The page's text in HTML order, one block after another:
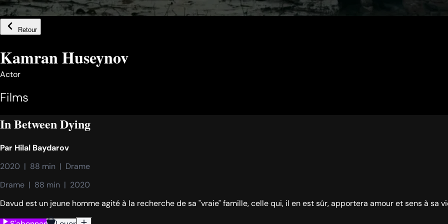
Retour
Kamran Huseynov
Actor
Films
In Between Dying
Par Hilal Baydarov
2020  |  88 min  |  Drame
Drame  |  88 min  |  2020
Davud est un jeune homme agité à la recherche de sa "vraie" famille, celle qui, il en est sûr, apportera amour et sens à sa